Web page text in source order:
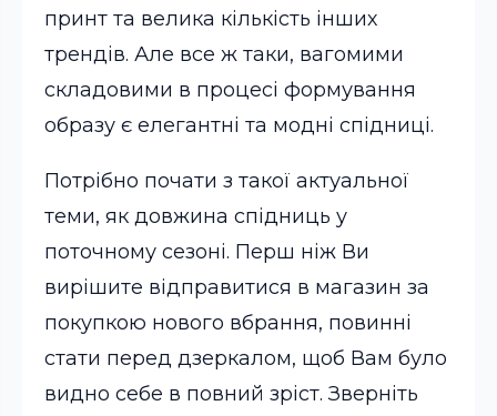
принт та велика кількість інших
трендів. Але все ж таки, вагомими
складовими в процесі формування
образу є елегантні та модні спідниці.
Потрібно почати з такої актуальної
теми, як довжина спідниць у
поточному сезоні. Перш ніж Ви
вирішите відправитися в магазин за
покупкою нового вбрання, повинні
стати перед дзеркалом, щоб Вам було
видно себе в повний зріст. Зверніть